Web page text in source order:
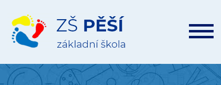
ZŠ
Pěší